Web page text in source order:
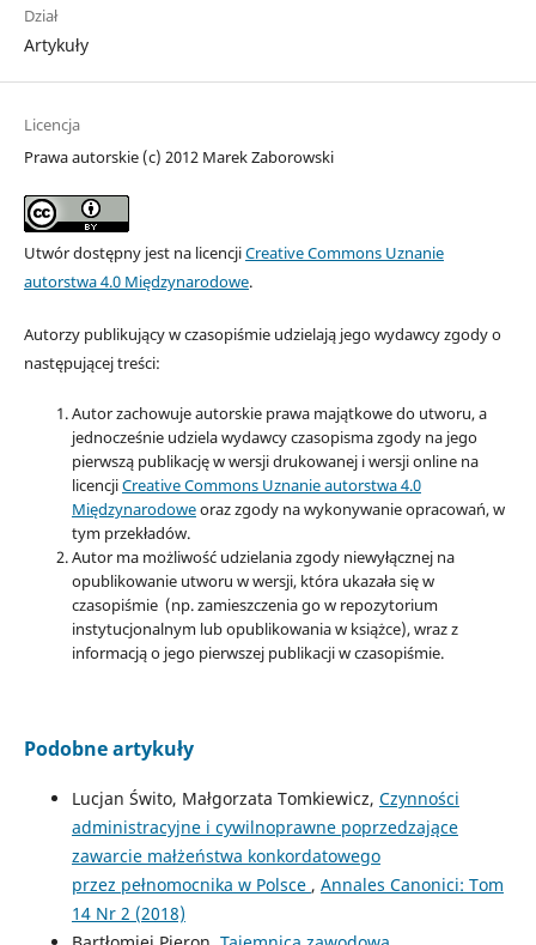
Dział
Artykuły
Licencja
Prawa autorskie (c) 2012 Marek Zaborowski
Utwór dostępny jest na licencjiCreative Commons Uznanie
autorstwa 4.0 Międzynarodowe.
Autorzy publikujący w czasopiśmie udzielają jego wydawcy zgody o
następującej treści:
Autor zachowuje autorskie prawa majątkowe do utworu, a
jednocześnie udziela wydawcy czasopisma zgody na jego
pierwszą publikację w wersji drukowanej i wersji online na
licencjiCreative Commons Uznanie autorstwa 4.0
Międzynarodoweoraz zgody na wykonywanie opracowań, w
tym przekładów.
Autor ma możliwość udzielania zgody niewyłącznej na
opublikowanie utworu w wersji, która ukazała się w
czasopiśmie (np. zamieszczenia go w repozytorium
instytucjonalnym lub opublikowania w książce), wraz z
informacją o jego pierwszej publikacji w czasopiśmie.
Podobne artykuły
Lucjan Świto, Małgorzata Tomkiewicz, Czynności
administracyjne i cywilnoprawne poprzedzające
zawarcie małżeństwa konkordatowego
przez pełnomocnika w Polsce , Annales Canonici: Tom
14 Nr 2 (2018)